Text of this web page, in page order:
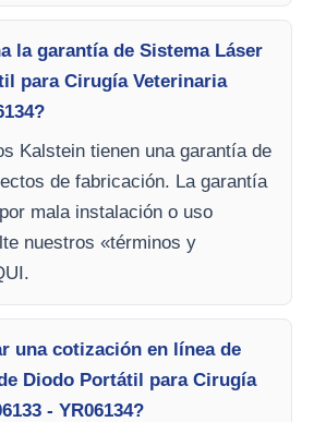
la garantía de Sistema Láser
para Cirugía Veterinaria
Kalstein tienen una garantía de
de fabricación. La garantía
mala instalación o uso
nuestros «términos y
una cotización en línea de
Diodo Portátil para Cirugía
- YR06134?